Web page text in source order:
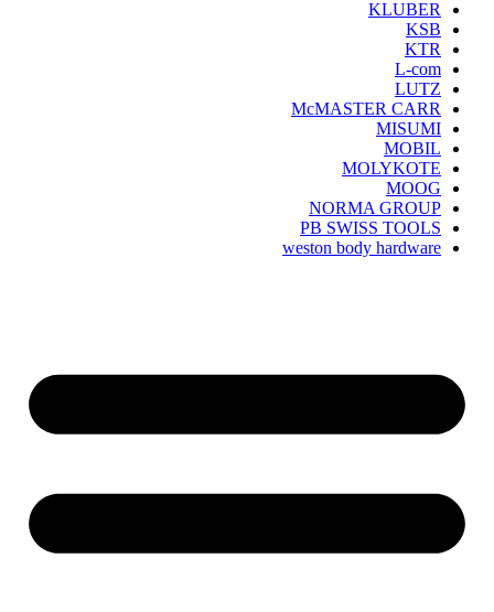
KLUBER
KSB
KTR
L-com
LUTZ
McMASTER CARR
MISUMI
MOBIL
MOLYKOTE
MOOG
NORMA GROUP
PB SWISS TOOLS
weston body hardware